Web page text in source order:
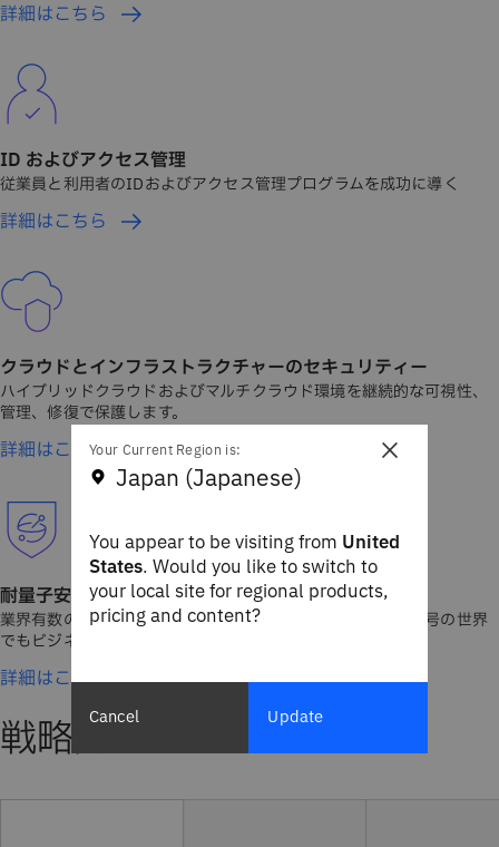
詳細はこちら
ID およびアクセス管理
従業員と利用者のIDおよびアクセス管理プログラムを成功に導く
詳細はこちら
クラウドとインフラストラクチャーのセキュリティー
ハイブリッドクラウドおよびマルチクラウド環境を継続的な可視性、
管理、修復で保護します。
詳細はこちら
耐量子安全の変革
業界有数のエキスパートによるサポートで、耐量子計算機暗号の世界
でもビジネスの成功を実現できます。
詳細はこちら
戦略的パートナーシップ
×
Your Current Region is:
Japan (Japanese)
You appear to be visiting from United
States. Would you like to switch to
your local site for regional products,
pricing and content?
Cancel Update